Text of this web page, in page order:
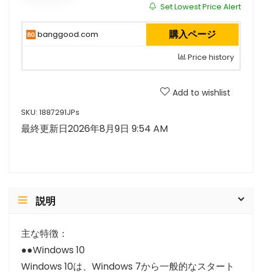
Set Lowest Price Alert
banggood.com 購入ページ
Price history
Add to wishlist
SKU: 1887291JPs
最終更新日2026年8月9日 9:54 AM
説明
主な特徴：
●●Windows 10
Windows 10は、Windows 7から一般的なスタート